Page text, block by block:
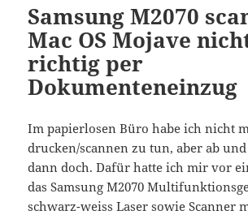
Samsung M2070
Mac OS Mojave
richtig per
Dokumenteneinzug
Im papierlosen Büro habe ich nicht
drucken/scannen zu tun, aber ab
dann doch. Dafür hatte ich mir vor
das Samsung M2070
schwarz-weiss Laser sowie Scanner